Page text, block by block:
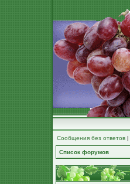
Сообщения без ответов |
Список форумов